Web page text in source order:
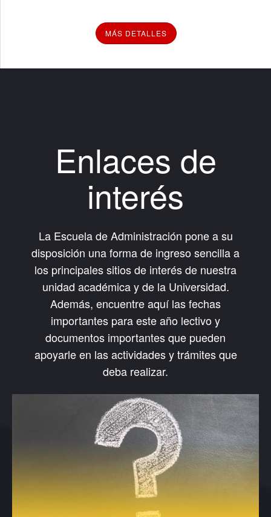
MÁS DETALLES
Enlaces de
interés
La Escuela de Administración pone a su
disposición una forma de ingreso sencilla a
los principales sitios de interés de nuestra
unidad académica y de la Universidad.
Además, encuentre aquí las fechas
importantes para este año lectivo y
documentos importantes que pueden
apoyarle en las actividades y trámites que
deba realizar.